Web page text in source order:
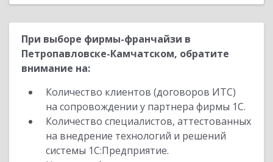
При выборе фирмы-франчайзи в
Петропавловске-Камчатском, обратите
внимание на:
Количество клиентов (договоров ИТС)
на сопровождении у партнера фирмы 1С.
Количество специалистов, аттестованных
на внедрение технологий и решений
системы 1С:Предприятие.